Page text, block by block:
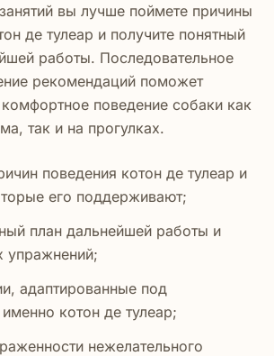
вы лучше поймете причины
де тулеар и получите понятный
работы. Последовательное
рекомендаций поможет
поведение собаки как
так и на прогулках.
поведения котон де тулеар и
его поддерживают;
план дальнейшей работы и
упражнений;
адаптированные под
котон де тулеар;
нежелательного